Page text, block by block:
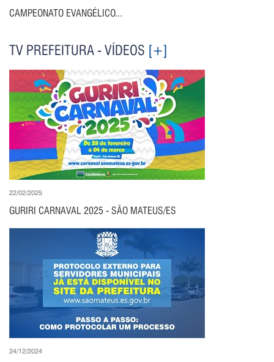
CAMPEONATO EVANGÉLICO...
TV PREFEITURA - VÍDEOS [+]
22/02/2025
GURIRI CARNAVAL 2025 - SÃO MATEUS/ES
24/12/2024